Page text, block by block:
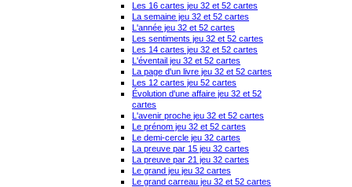
Les 16 cartes jeu 32 et 52 cartes
La semaine jeu 32 et 52 cartes
L'année jeu 32 et 52 cartes
Les sentiments jeu 32 et 52 cartes
Les 14 cartes jeu 32 et 52 cartes
L'éventail jeu 32 et 52 cartes
La page d'un livre jeu 32 et 52 cartes
Les 12 cartes jeu 52 cartes
Évolution d'une affaire jeu 32 et 52
cartes
L'avenir proche jeu 32 et 52 cartes
Le prénom jeu 32 et 52 cartes
Le demi-cercle jeu 32 cartes
La preuve par 15 jeu 32 cartes
La preuve par 21 jeu 32 cartes
Le grand jeu jeu 32 cartes
Le grand carreau jeu 32 et 52 cartes